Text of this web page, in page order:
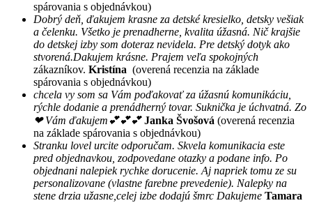
spárovania s objednávkou)
Dobrý deň, ďakujem krasne za detské kresielko, detsky vešiak
a čelenku. Všetko je prenadherne, kvalita úžasná. Nič krajšie
do detskej izby som doteraz nevidela. Pre detský dotyk ako
stvorená.Dakujem krásne. Prajem veľa spokojných
zákazníkov. Kristína (overená recenzia na základe
spárovania s objednávkou)
chcela vy som sa Vám poďakovať za úžasnú komunikáciu,
rýchle dodanie a prenádherný tovar. Suknička je úchvatná. Zo
❤ Vám ďakujem💕💕💕 Janka Švošová (overená recenzia
na základe spárovania s objednávkou)
Stranku lovel urcite odporučam. Skvela komunikacia este
pred objednavkou, zodpovedane otazky a podane info. Po
objednani nalepiek rychke dorucenie. Aj napriek tomu ze su
personalizovane (vlastne farebne prevedenie). Nalepky na
stene drzia užasne,celej izbe dodajú šmrc Dakujeme Tamara